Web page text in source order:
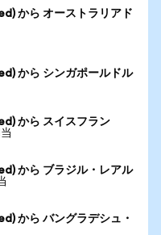
から オーストラリアド
から シンガポールドル
から スイスフラン
から ブラジル・レアル
から バングラデシュ・